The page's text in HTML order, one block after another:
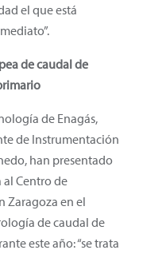
el que está
de caudal de
de Enagás,
de Instrumentación
han presentado
Centro de
Zaragoza en el
de caudal de
este año: “se trata